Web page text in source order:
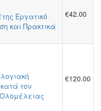
Εργατικό
και Πρακτικά
€42.00
τον
€120.00